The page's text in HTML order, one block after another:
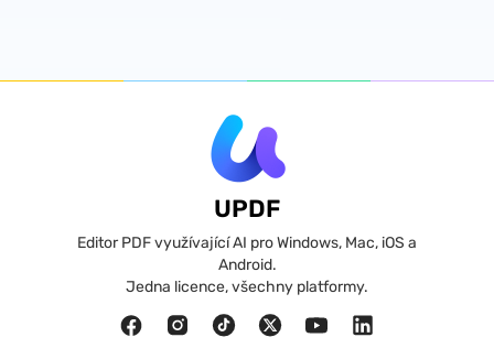
UPDF
Editor PDF využívající AI pro Windows, Mac, iOS a
Android.
Jedna licence, všechny platformy.